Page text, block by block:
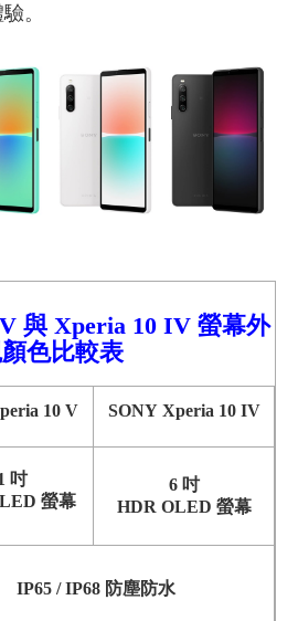
。
V 與 Xperia 10 IV 螢幕外
色比較表
10 V SONY Xperia 10 IV
吋
螢幕
6 吋
HDR OLED 螢幕
IP65 / IP68 防塵防水